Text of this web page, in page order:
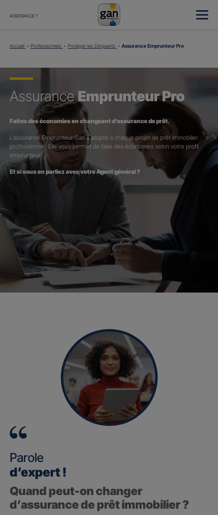
ASSISTANCE ?
Accueil Professionnels Protéger les Dirigeants Assurance Emprunteur Pro
AssuranceEmprunteur Pro
Faites des économies en changeant d’assurance de prêt.
L’assurance Emprunteur Gan s’adapte à chaque projet de prêt immobilier
professionnel. Elle vous permet de faire des économies selon votre profil
emprunteur.
Et si vous en parliez avec votre Agent général ?
Parole
d’expert !
Quand peut-on changer
d’assurance de prêt immobilier ?